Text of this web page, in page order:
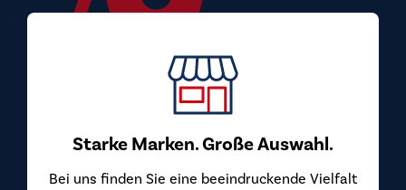
Starke Marken. Große Auswahl.
Bei uns finden Sie eine beeindruckende Vielfalt